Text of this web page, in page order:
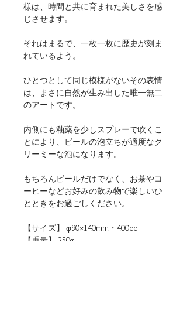
様は、時間と共に育まれた美しさを感
じさせます。
それはまるで、一枚一枚に歴史が刻ま
れているよう。
ひとつとして同じ模様がないその表情
は、まさに自然が生み出した唯一無二
のアートです。
内側にも釉薬を少しスプレーで吹くこ
とにより、ビールの泡立ちが適度なク
リーミーな泡になります。
もちろんビールだけでなく、お茶やコ
ーヒーなどお好みの飲み物で楽しいひ
とときをお過ごしください。
【サイズ】 φ90×140mm・400cc
【重量】 250g